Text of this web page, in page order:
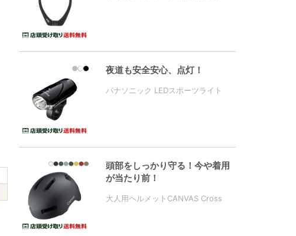
夜道も安全安心、点灯！
パナソニック LEDスポーツライト
頭部をしっかり守る！今や着用
が当たり前！
大人用ヘルメットCANVAS Cross